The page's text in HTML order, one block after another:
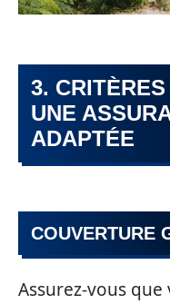
3.
UNE
ADAPTÉE
COUVERTURE
Assurez-vous